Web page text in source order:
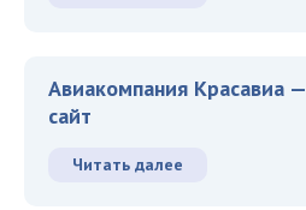
Авиакомпания Красавиа
сайт
Читать далее